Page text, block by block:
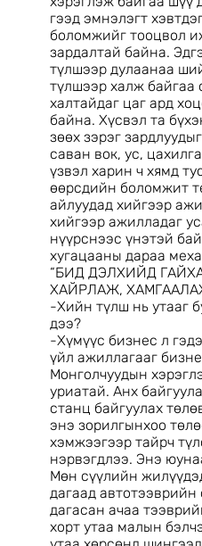
гээд эмнэлэгт
боломжийг тооцвол
зардалтай байна.
түлшээр дулаанаа
түлшээр халж байгаа
халтайдаг цаг ард
байна. Хүсвэл та
зөөх зэрэг
саван вок, ус,
үзвэл харин ч хямд
өөрсдийн боломжит
айлуудад хийгээр
хийгээр ажилладаг
нүүрснээс үнэтэй
хугацааны дараа
“БИД ДЭЛХИЙД
ХАЙРЛАЖ,
-Хийн түлш нь утааг
дээ?
-Хүмүүс бизнес л
үйл ажиллагааг
Монголчуудын
уриатай. Анх
станц байгуулах
энэ зорилгынхоо
хэмжээгээр тайрч
нэрвэгдлээ. Энэ
Мөн сүүлийн
дагаад
дагасан ачаа
хорт утаа малын